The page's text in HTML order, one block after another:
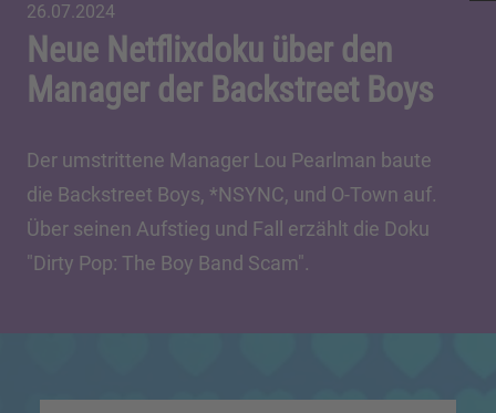
26.07.2024
Neue Netflixdoku über den
Manager der Backstreet Boys
Der umstrittene Manager Lou Pearlman baute
die Backstreet Boys, *NSYNC, und O-Town auf.
Über seinen Aufstieg und Fall erzählt die Doku
"Dirty Pop: The Boy Band Scam".